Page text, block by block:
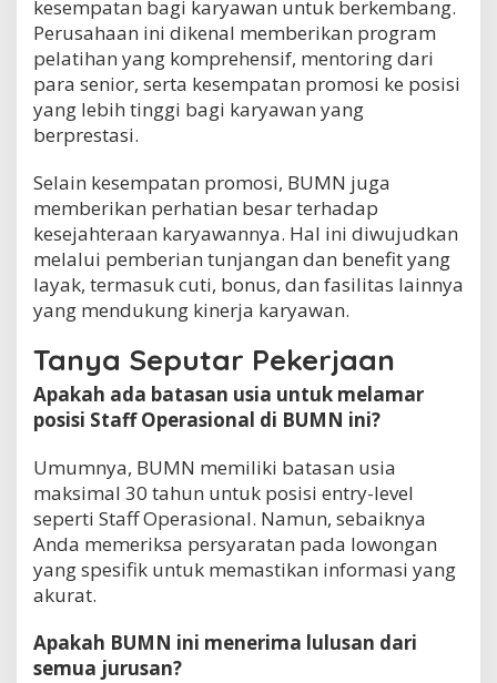
kesempatan bagi karyawan untuk berkembang.
Perusahaan ini dikenal memberikan program
pelatihan yang komprehensif, mentoring dari
para senior, serta kesempatan promosi ke posisi
yang lebih tinggi bagi karyawan yang
berprestasi.
Selain kesempatan promosi, BUMN juga
memberikan perhatian besar terhadap
kesejahteraan karyawannya. Hal ini diwujudkan
melalui pemberian tunjangan dan benefit yang
layak, termasuk cuti, bonus, dan fasilitas lainnya
yang mendukung kinerja karyawan.
Tanya Seputar Pekerjaan
Apakah ada batasan usia untuk melamar
posisi Staff Operasional di BUMN ini?
Umumnya, BUMN memiliki batasan usia
maksimal 30 tahun untuk posisi entry-level
seperti Staff Operasional. Namun, sebaiknya
Anda memeriksa persyaratan pada lowongan
yang spesifik untuk memastikan informasi yang
akurat.
Apakah BUMN ini menerima lulusan dari
semua jurusan?